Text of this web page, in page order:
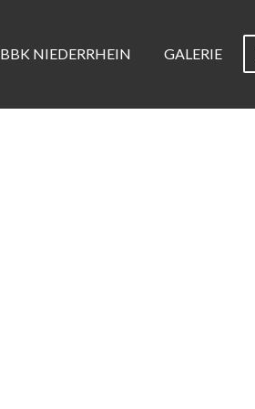
BBK NIEDERRHEIN GALERIE